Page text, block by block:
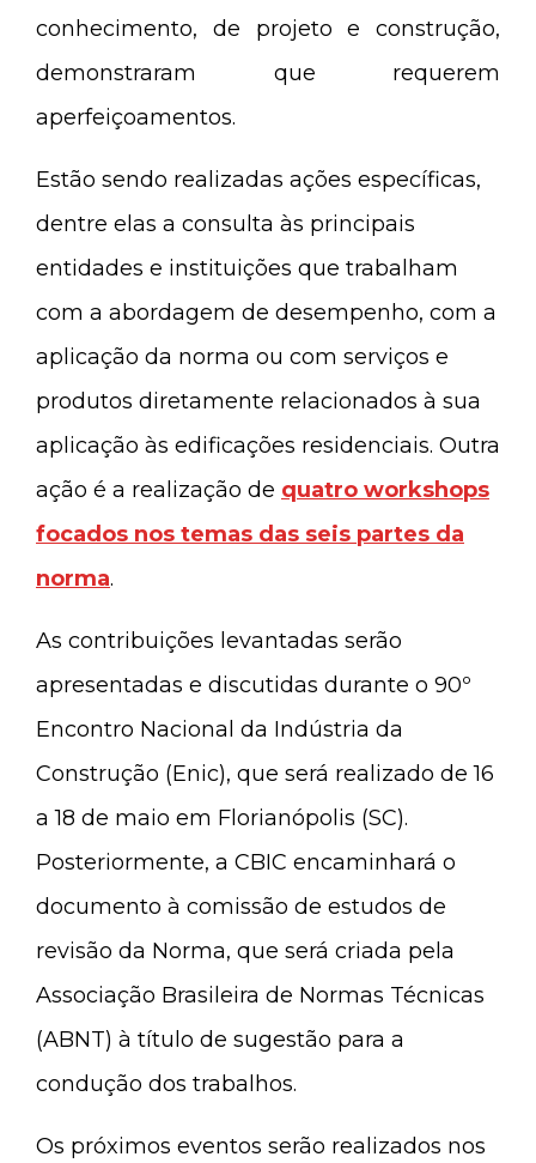
conhecimento, de projeto e construção,
demonstraram que requerem
aperfeiçoamentos.
Estão sendo realizadas ações específicas,
dentre elas a consulta às principais
entidades e instituições que trabalham
com a abordagem de desempenho, com a
aplicação da norma ou com serviços e
produtos diretamente relacionados à sua
aplicação às edificações residenciais. Outra
ação é a realização de quatro workshops
focados nos temas das seis partes da
norma.
As contribuições levantadas serão
apresentadas e discutidas durante o 90º
Encontro Nacional da Indústria da
Construção (Enic), que será realizado de 16
a 18 de maio em Florianópolis (SC).
Posteriormente, a CBIC encaminhará o
documento à comissão de estudos de
revisão da Norma, que será criada pela
Associação Brasileira de Normas Técnicas
(ABNT) à título de sugestão para a
condução dos trabalhos.
Os próximos eventos serão realizados nos